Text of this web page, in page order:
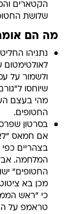
הקטארים
שלושת
מה הם
נתניהו
ולשמור על
שיוחסו
מהי בעצם
החטופים.
בסרטון
אם חמאס
בצהריים
המלחמה.
החטופים"
מכן בא
כי "ראש
טראמפ על